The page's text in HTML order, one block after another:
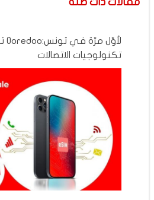
تكنولوجيات الاتصالات